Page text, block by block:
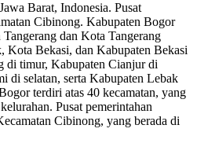
Barat, Indonesia. Pusat
Cibinong. Kabupaten Bogor
dan Kota Tangerang
Kota Bekasi, dan Kabupaten Bekasi
di timur, Kabupaten Cianjur di
di selatan, serta Kabupaten Lebak
terdiri atas 40 kecamatan, yang
Pusat pemerintahan
Cibinong, yang berada di